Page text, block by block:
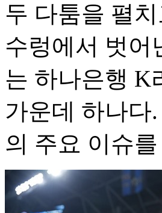
두 다툼을 펼
수렁에서 벗어
는 하나은행 K
가운데 하나다
의 주요 이슈